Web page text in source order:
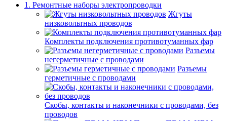
1. Ремонтные наборы электропроводки
Жгуты
низковольтных проводов
Комплекты подключения противотуманных фар
Разъемы
негерметичные с проводами
Разъемы
герметичные с проводами
Скобы, контакты и наконечники с проводами, без
проводов